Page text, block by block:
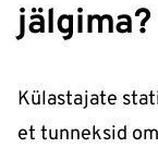
jälgima?
Külastajate
et tunneksid